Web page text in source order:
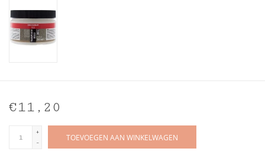
€11,20
+
-
TOEVOEGEN AAN WINKELWAGEN